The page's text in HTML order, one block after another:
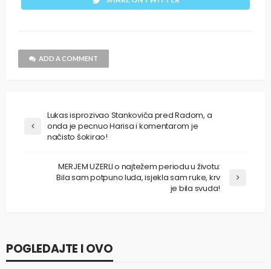
ADD A COMMENT
Lukas isprozivao Stankovića pred Radom, a
onda je pecnuo Harisa i komentarom je
načisto šokirao!
MERJEM UZERLI o najtežem periodu u životu:
Bila sam potpuno luda, isjekla sam ruke, krv
je bila svuda!
POGLEDAJTE I OVO